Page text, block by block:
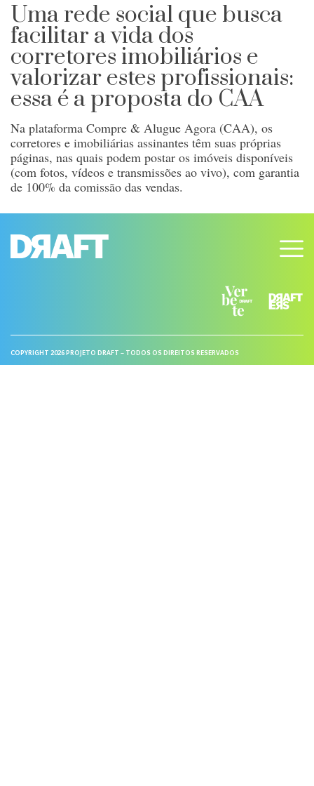
Uma rede social que busca
facilitar a vida dos
corretores imobiliários e
valorizar estes profissionais:
essa é a proposta do CAA
Na plataforma Compre & Alugue Agora (CAA), os
corretores e imobiliárias assinantes têm suas próprias
páginas, nas quais podem postar os imóveis disponíveis
(com fotos, vídeos e transmissões ao vivo), com garantia
de 100% da comissão das vendas.
COPYRIGHT 2026 PROJETO DRAFT – TODOS OS DIREITOS RESERVADOS